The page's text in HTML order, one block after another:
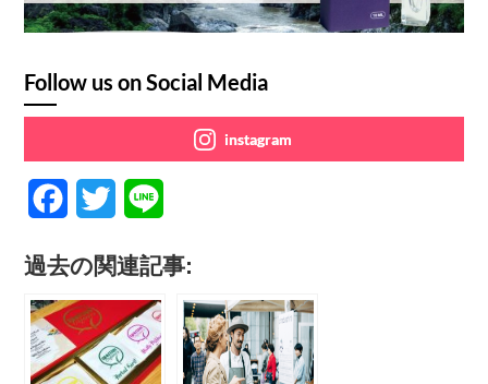
Follow us on Social Media
instagram
c
e
b
i
t
n
過去の関連記事: